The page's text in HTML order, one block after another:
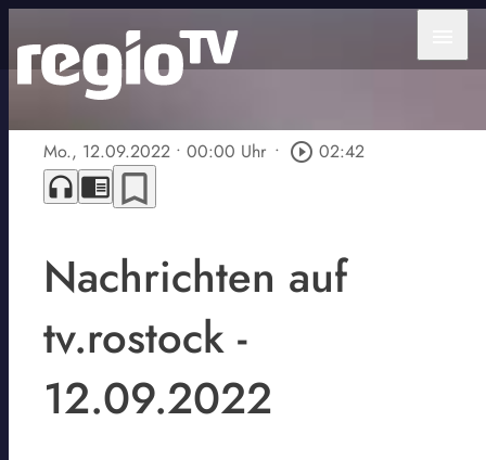
Mo., 12.09.2022 • 00:00 Uhr • play_circle_outline 02:42
headphones chrome_reader_mode bookmark_border
Nachrichten auf
tv.rostock -
12.09.2022